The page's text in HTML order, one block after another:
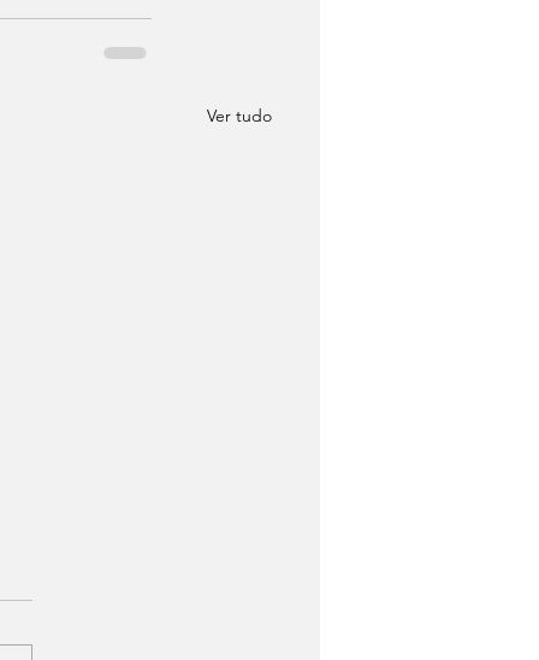
Ver tudo